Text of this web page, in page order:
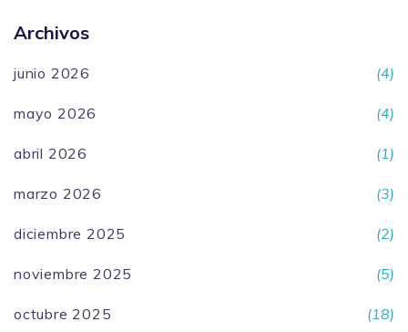
Archivos
junio 2026 (4)
mayo 2026 (4)
abril 2026 (1)
marzo 2026 (3)
diciembre 2025 (2)
noviembre 2025 (5)
octubre 2025 (18)